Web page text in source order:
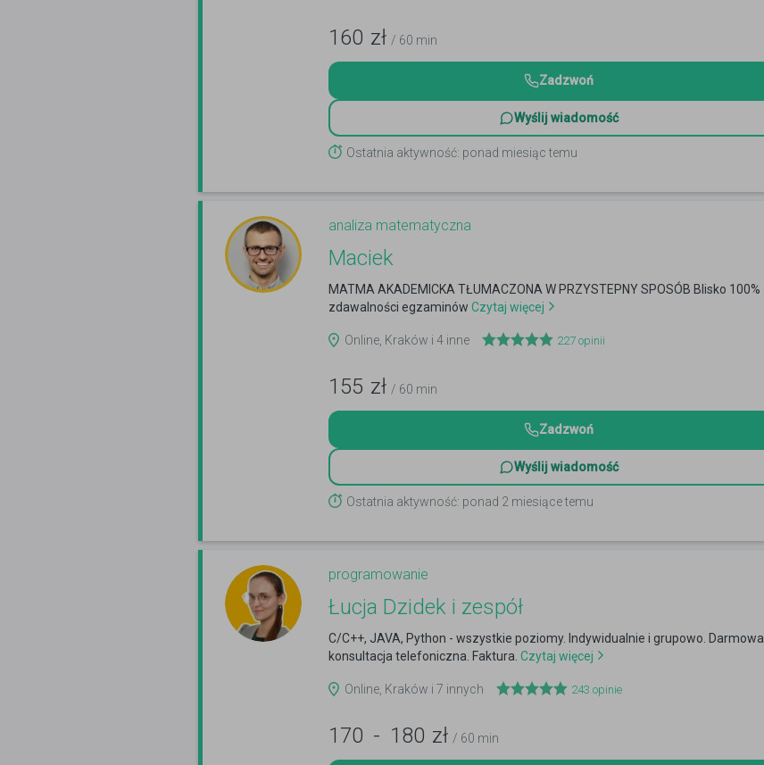
160 zł / 60 min
Zadzwoń
Wyślij wiadomość
Ostatnia aktywność: ponad miesiąc temu
analiza matematyczna
Maciek
MATMA AKADEMICKA TŁUMACZONA W PRZYSTEPNY SPOSÓB Blisko 100%
zdawalności egzaminów Czytaj więcej
Online, Kraków i 4 inne 227 opinii
155 zł / 60 min
Zadzwoń
Wyślij wiadomość
Ostatnia aktywność: ponad 2 miesiące temu
programowanie
Łucja Dzidek i zespół
C/C++, JAVA, Python - wszystkie poziomy. Indywidualnie i grupowo. Darmowa
konsultacja telefoniczna. Faktura. Czytaj więcej
Online, Kraków i 7 innych 243 opinie
170 - 180 zł / 60 min